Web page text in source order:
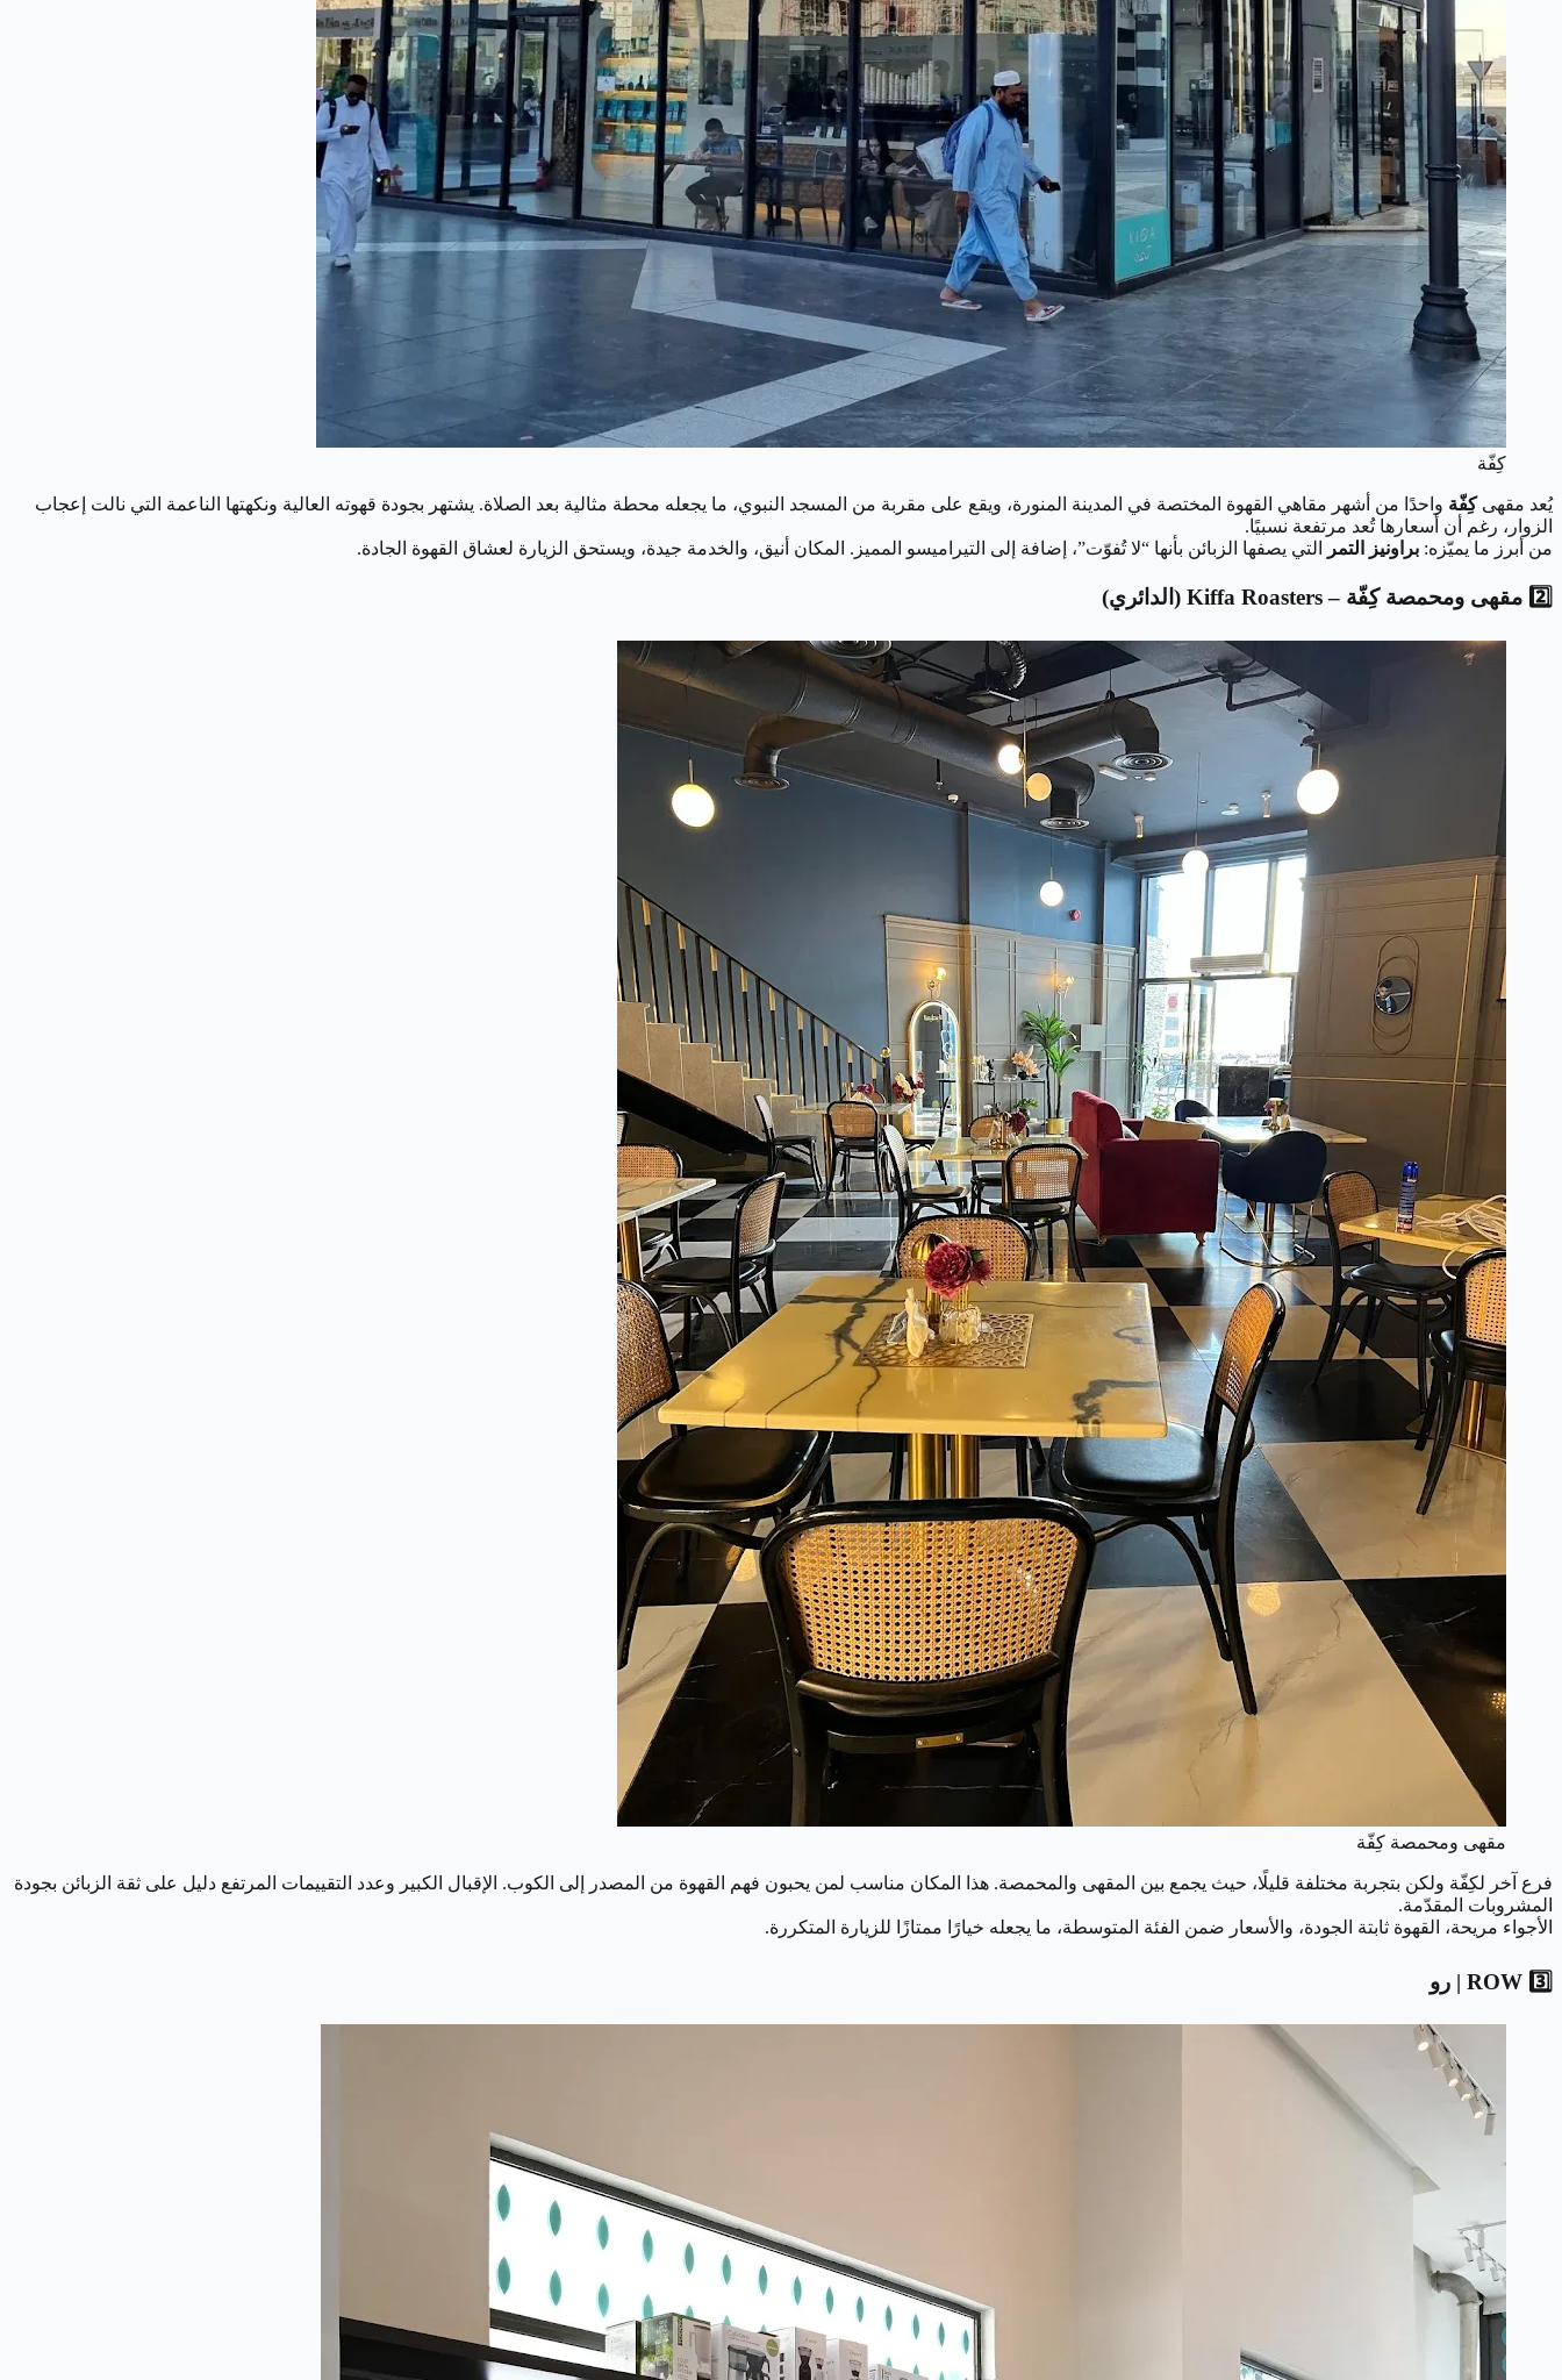
كِفّة
يُعد مقهىكِفّة واحدًا من أشهر مقاهي القهوة المختصة في المدينة المنورة، ويقع على مقربة من المسجد النبوي، ما يجعله محطة مثالية بعد الصلاة. يشتهر بجودة قهوته العالية ونكهتها الناعمة التي نالت إعجاب
الزوار، رغم أن أسعارها تُعد مرتفعة نسبيًا.
من أبرز ما يميّزه: براونيز التمر التي يصفها الزبائن بأنها “لا تُفوّت”، إضافة إلى التيراميسو المميز. المكان أنيق، والخدمة جيدة، ويستحق الزيارة لعشاق القهوة الجادة.
2️⃣ مقهى ومحمصة كِفّة – Kiffa Roasters (الدائري)
مقهى ومحمصة كِفّة
فرع آخر لكِفّة ولكن بتجربة مختلفة قليلًا، حيث يجمع بين المقهى والمحمصة. هذا المكان مناسب لمن يحبون فهم القهوة من المصدر إلى الكوب. الإقبال الكبير وعدد التقييمات المرتفع دليل على ثقة الزبائن بجودة
المشروبات المقدّمة.
الأجواء مريحة، القهوة ثابتة الجودة، والأسعار ضمن الفئة المتوسطة، ما يجعله خيارًا ممتازًا للزيارة المتكررة.
3️⃣ ROW | رو